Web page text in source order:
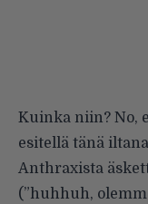
Kuinka niin? No,
esitellä tänä
Anthraxista
(”huhhuh,